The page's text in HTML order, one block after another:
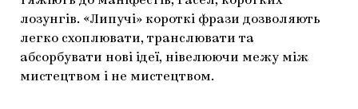
лозунгів. «Липучі» короткі фрази дозволяють
легко схоплювати, транслювати та
абсорбувати нові ідеї, нівелюючи межу між
мистецтвом і не мистецтвом.